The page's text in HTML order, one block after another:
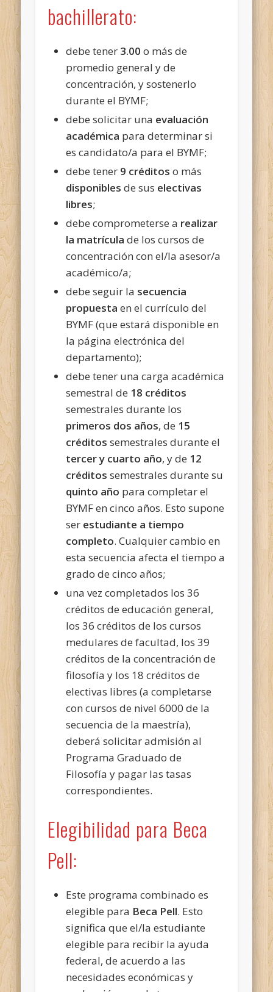
bachillerato:
debe tener 3.00 o más de
promedio general y de
concentración, y sostenerlo
durante el BYMF;
debe solicitar una evaluación
académica para determinar si
es candidato/a para el BYMF;
debe tener 9 créditos o más
disponibles de sus electivas
libres;
debe comprometerse a realizar
la matrícula de los cursos de
concentración con el/la asesor/a
académico/a;
debe seguir la secuencia
propuesta en el currículo del
BYMF (que estará disponible en
la página electrónica del
departamento);
debe tener una carga académica
semestral de 18 créditos
semestrales durante los
primeros dos años, de 15
créditos semestrales durante el
tercer y cuarto año, y de 12
créditos semestrales durante su
quinto año para completar el
BYMF en cinco años. Esto supone
ser estudiante a tiempo
completo. Cualquier cambio en
esta secuencia afecta el tiempo a
grado de cinco años;
una vez completados los 36
créditos de educación general,
los 36 créditos de los cursos
medulares de facultad, los 39
créditos de la concentración de
filosofía y los 18 créditos de
electivas libres (a completarse
con cursos de nivel 6000 de la
secuencia de la maestría),
deberá solicitar admisión al
Programa Graduado de
Filosofía y pagar las tasas
correspondientes.
Elegibilidad para Beca
Pell:
Este programa combinado es
elegible para Beca Pell. Esto
significa que el/la estudiante
elegible para recibir la ayuda
federal, de acuerdo a las
necesidades económicas y